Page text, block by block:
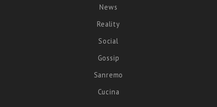
News
Reality
Social
Gossip
Sanremo
Cucina